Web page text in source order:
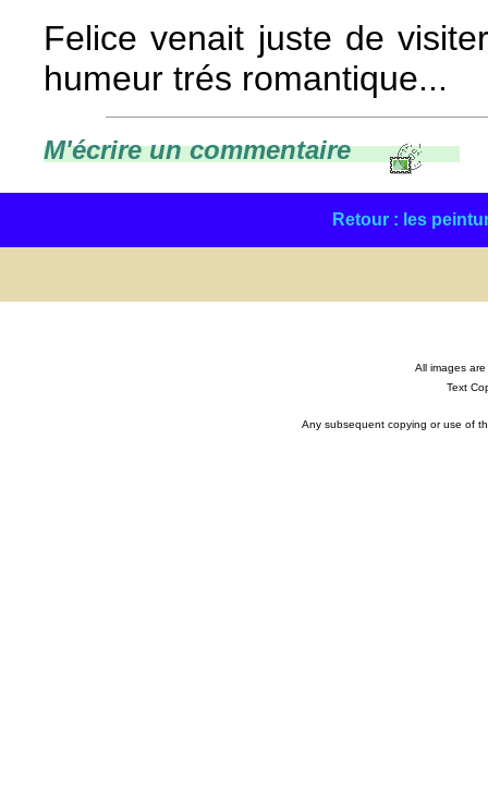
Felice venait juste de
humeur trés romantique...
M'écrire un commentaire
Retour : les
All images
Text
Any subsequent copying or use of